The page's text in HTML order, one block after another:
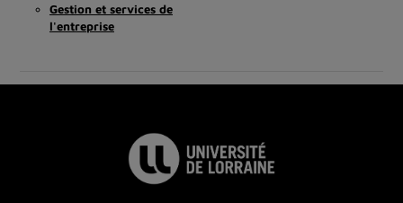
Gestion et services de
l'entreprise